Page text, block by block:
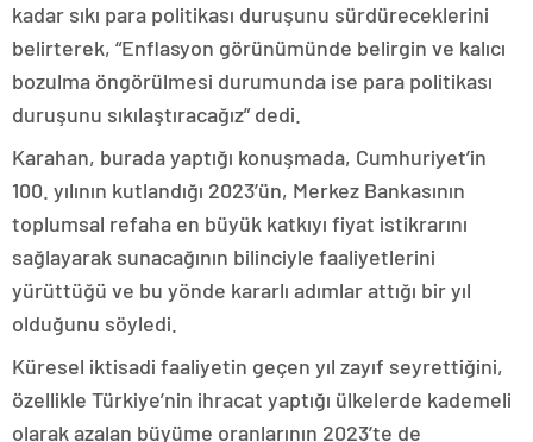
kadar sıkı para politikası duruşunu sürdüreceklerini
belirterek, “Enflasyon görünümünde belirgin ve kalıcı
bozulma öngörülmesi durumunda ise para politikası
duruşunu sıkılaştıracağız” dedi.
Karahan, burada yaptığı konuşmada, Cumhuriyet’in
100. yılının kutlandığı 2023’ün, Merkez Bankasının
toplumsal refaha en büyük katkıyı fiyat istikrarını
sağlayarak sunacağının bilinciyle faaliyetlerini
yürüttüğü ve bu yönde kararlı adımlar attığı bir yıl
olduğunu söyledi.
Küresel iktisadi faaliyetin geçen yıl zayıf seyrettiğini,
özellikle Türkiye’nin ihracat yaptığı ülkelerde kademeli
olarak azalan büyüme oranlarının 2023’te de